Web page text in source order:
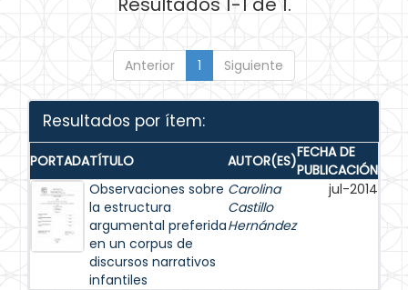
Anterior 1 Siguiente
Resultados por ítem:
PORTADATÍTULO AUTOR(ES)FECHA DE
PUBLICACIÓN
Observaciones sobre
la estructura
argumental preferida
en un corpus de
discursos narrativos
infantiles
Carolina
Castillo
Hernández
jul-2014